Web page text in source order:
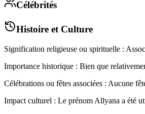
Célébrités
Histoire et Culture
Signification religieuse ou spirituelle :
Importance historique : Bien que
Célébrations ou fêtes associées : Aucune
Impact culturel : Le prénom Allyana a été